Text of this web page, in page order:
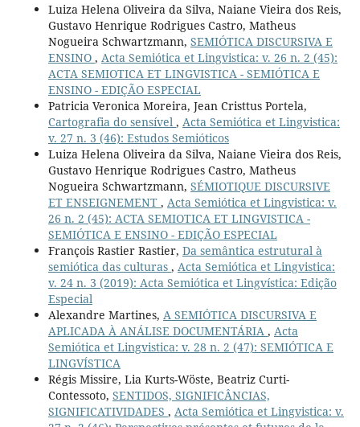
Luiza Helena Oliveira da Silva, Naiane Vieira dos Reis,
Gustavo Henrique Rodrigues Castro, Matheus
Nogueira Schwartzmann, SEMIÓTICA DISCURSIVA E
ENSINO , Acta Semiótica et Lingvistica: v. 26 n. 2 (45):
ACTA SEMIOTICA ET LINGVISTICA - SEMIÓTICA E
ENSINO - EDIÇÃO ESPECIAL
Patricia Veronica Moreira, Jean Cristtus Portela,
Cartografia do sensível , Acta Semiótica et Lingvistica:
v. 27 n. 3 (46): Estudos Semióticos
Luiza Helena Oliveira da Silva, Naiane Vieira dos Reis,
Gustavo Henrique Rodrigues Castro, Matheus
Nogueira Schwartzmann, SÉMIOTIQUE DISCURSIVE
ET ENSEIGNEMENT , Acta Semiótica et Lingvistica: v.
26 n. 2 (45): ACTA SEMIOTICA ET LINGVISTICA -
SEMIÓTICA E ENSINO - EDIÇÃO ESPECIAL
François Rastier Rastier, Da semântica estrutural à
semiótica das culturas , Acta Semiótica et Lingvistica:
v. 24 n. 3 (2019): Acta Semiótica et Lingvística: Edição
Especial
Alexandre Martines, A SEMIÓTICA DISCURSIVA E
APLICADA À ANÁLISE DOCUMENTÁRIA , Acta
Semiótica et Lingvistica: v. 28 n. 2 (47): SEMIÓTICA E
LINGVÍSTICA
Régis Missire, Lia Kurts-Wöste, Beatriz Curti-
Contessoto, SENTIDOS, SIGNIFICÂNCIAS,
SIGNIFICATIVIDADES , Acta Semiótica et Lingvistica: v.